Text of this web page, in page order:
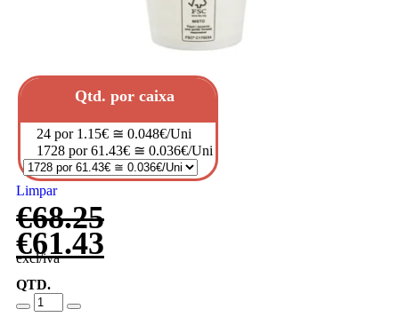
Qtd. por caixa
24 por 1.15€ ≅ 0.048€/Uni
1728 por 61.43€ ≅ 0.036€/Uni
Limpar
€68.25
€61.43
excl/iva
QTD.